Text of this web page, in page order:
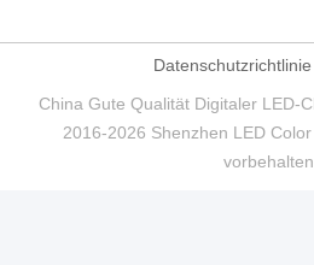
Datenschutzrichtlinie
China Gute Qualität Digitaler LED-
2016-2026 Shenzhen LED